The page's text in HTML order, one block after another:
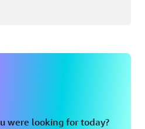
were looking for today?